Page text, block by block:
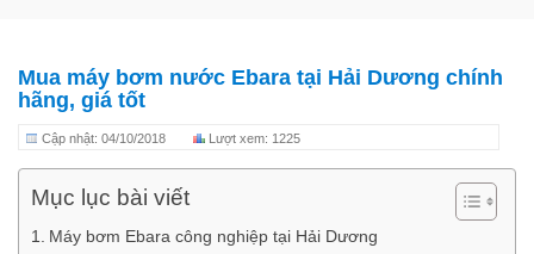
Mua máy bơm nước Ebara tại Hải Dương chính
hãng, giá tốt
Cập nhật: 04/10/2018 Lượt xem: 1225
Mục lục bài viết
Máy bơm Ebara công nghiệp tại Hải Dương